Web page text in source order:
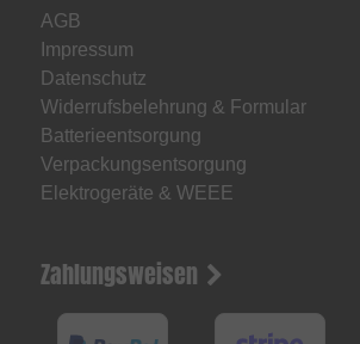
AGB
Impressum
Datenschutz
Widerrufsbelehrung & Formular
Batterieentsorgung
Verpackungsentsorgung
Elektrogeräte & WEEE
Zahlungsweisen